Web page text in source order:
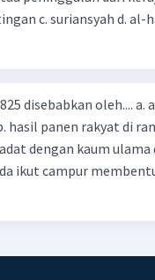
disebabkan oleh....
hasil panen rakyat di
dengan kaum ulama
ikut campur